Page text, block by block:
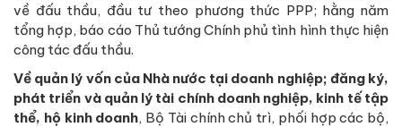
về đấu thầu, đầu tư theo phương thức PPP; hằng năm
tổng hợp, báo cáo Thủ tướng Chính phủ tình hình thực hiện
công tác đấu thầu.
Về quản lý vốn của Nhà nước tại doanh nghiệp; đăng ký,
phát triển và quản lý tài chính doanh nghiệp, kinh tế tập
thể, hộ kinh doanh, Bộ Tài chính chủ trì, phối hợp các bộ,